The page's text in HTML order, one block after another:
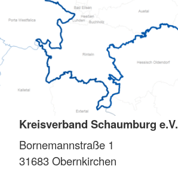
Kreisverband Schaumburg e.V.
Bornemannstraße 1
31683Obernkirchen